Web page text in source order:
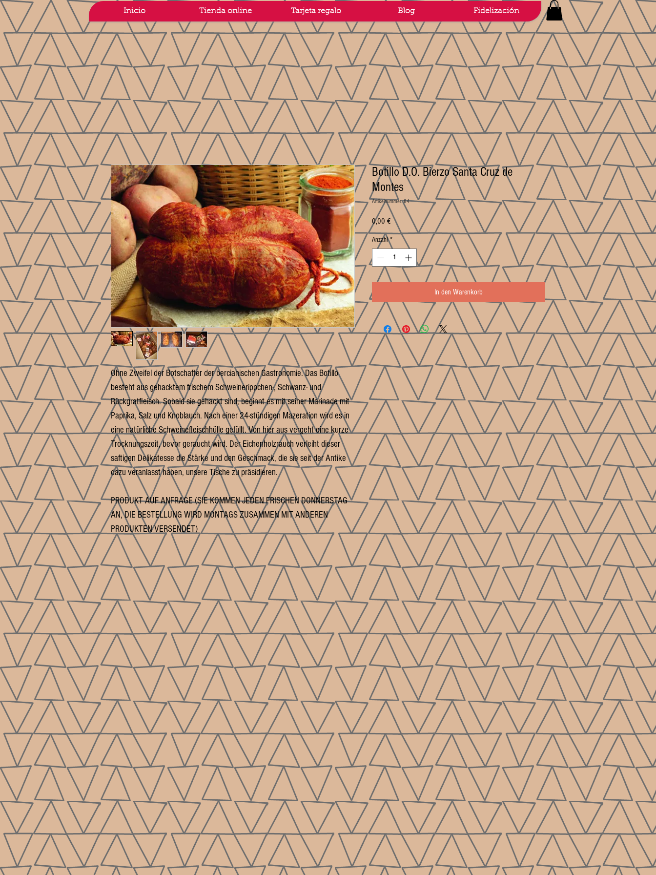
Inicio Tienda online Tarjeta regalo Blog Fidelización
Ohne Zweifel der Botschafter der bercianischen Gastronomie. Das Botillo
besteht aus gehacktem frischem Schweinerippchen-, Schwanz- und
Rückgratfleisch. Sobald sie gehackt sind, beginnt es mit seiner Marinade mit
Paprika, Salz und Knoblauch. Nach einer 24-stündigen Mazeration wird es in
eine natürliche Schweinefleischhülle gefüllt. Von hier aus vergeht eine kurze
Trocknungszeit, bevor geraucht wird. Der Eichenholzrauch verleiht dieser
saftigen Delikatesse die Stärke und den Geschmack, die sie seit der Antike
dazu veranlasst haben, unsere Tische zu präsidieren.
PRODUKT AUF ANFRAGE (SIE KOMMEN JEDEN FRISCHEN DONNERSTAG
AN, DIE BESTELLUNG WIRD MONTAGS ZUSAMMEN MIT ANDEREN
PRODUKTEN VERSENDET)
Botillo D.O. Bierzo Santa Cruz de
Montes
Artikelnummer: 84
0,00 €Preis
Anzahl *
In den Warenkorb